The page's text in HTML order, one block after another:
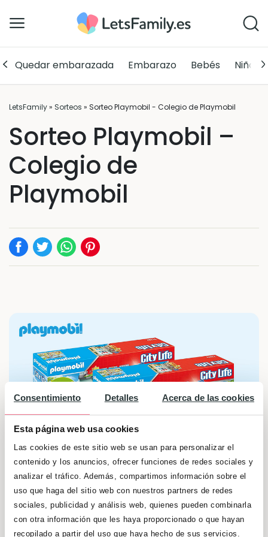
Consentimiento Detalles Acerca de las cookies
Esta página web usa cookies
Las cookies de este sitio web se usan para personalizar el
contenido y los anuncios, ofrecer funciones de redes sociales y
analizar el tráfico. Además, compartimos información sobre el
uso que haga del sitio web con nuestros partners de redes
sociales, publicidad y análisis web, quienes pueden combinarla
con otra información que les haya proporcionado o que hayan
recopilado a partir del uso que haya hecho de sus servicios.
Quedar embarazada Embarazo Bebés Niños
LetsFamily» Sorteos » Sorteo Playmobil - Colegio de Playmobil
Sorteo Playmobil –
Colegio de
Playmobil
¿Quieres que tus hijos empiecen de la mejor
manera posible la vuelta al cole, con un